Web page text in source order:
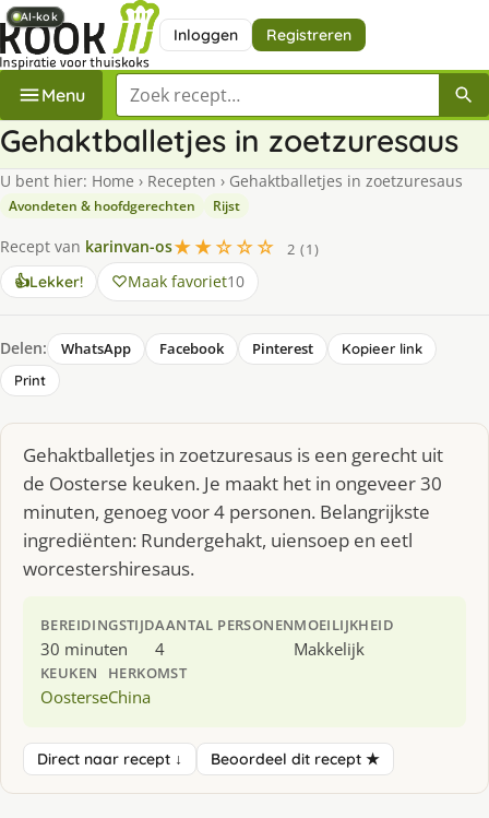
Inloggen Registreren
Menu Zoek een recept
Gehaktballetjes in zoetzuresaus
U bent hier: Home › Recepten › Gehaktballetjes in zoetzuresaus
Avondeten & hoofdgerechten Rijst
Recept van karinvan-os★★☆☆☆
2 (1)
👍Lekker! Maak favoriet10
Delen: WhatsApp Facebook Pinterest
Kopieer link
Print
Gehaktballetjes in zoetzuresaus is een gerecht uit
de Oosterse keuken. Je maakt het in ongeveer 30
minuten, genoeg voor 4 personen. Belangrijkste
ingrediënten: Rundergehakt, uiensoep en eetl
worcestershiresaus.
BEREIDINGSTIJD
30 minuten
AANTAL PERSONEN
4
MOEILIJKHEID
Makkelijk
KEUKEN
Oosterse
HERKOMST
China
Direct naar recept ↓ Beoordeel dit recept ★
AI-kok
AI-kok
AI-kok